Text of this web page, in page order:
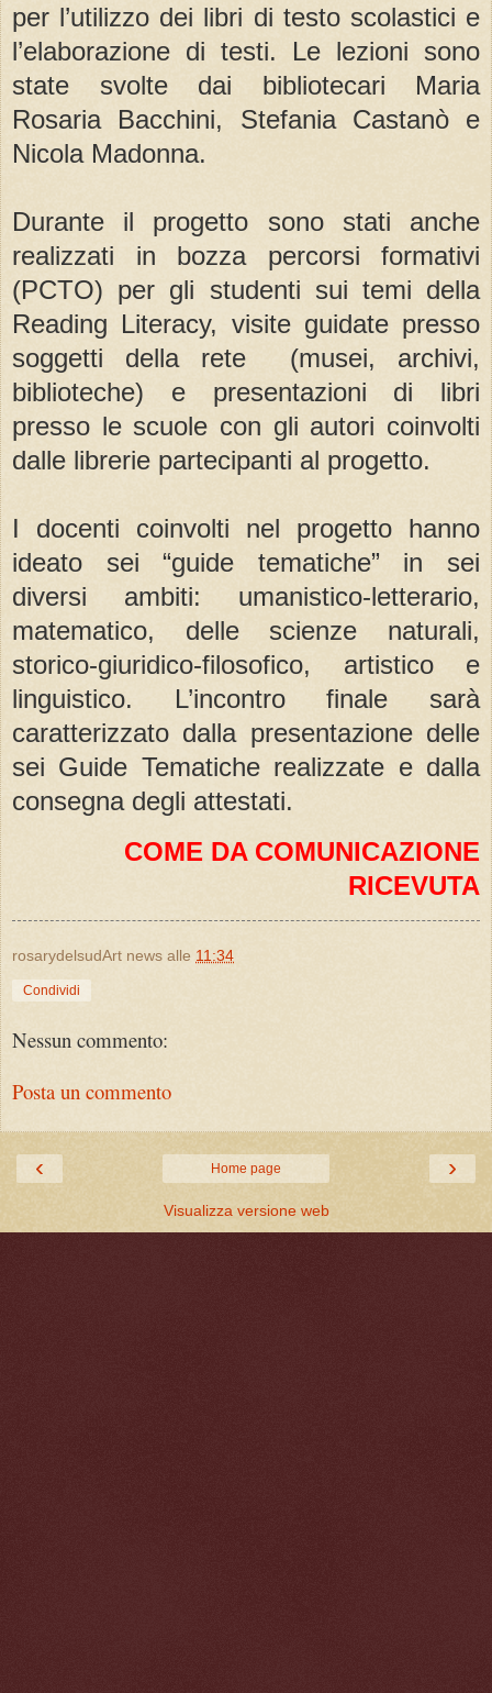
per l’utilizzo dei libri di testo scolastici e
l’elaborazione di testi. Le lezioni sono
state svolte dai bibliotecari Maria
Rosaria Bacchini, Stefania Castanò e
Nicola Madonna.
Durante il progetto sono stati anche
realizzati in bozza percorsi formativi
(PCTO) per gli studenti sui temi della
Reading Literacy, visite guidate presso
soggetti della rete (musei, archivi,
biblioteche) e presentazioni di libri
presso le scuole con gli autori coinvolti
dalle librerie partecipanti al progetto.
I docenti coinvolti nel progetto hanno
ideato sei “guide tematiche” in sei
diversi ambiti: umanistico-letterario,
matematico, delle scienze naturali,
storico-giuridico-filosofico, artistico e
linguistico. L’incontro finale sarà
caratterizzato dalla presentazione delle
sei Guide Tematiche realizzate e dalla
consegna degli attestati.
COME DA COMUNICAZIONE
RICEVUTA
rosarydelsudArt news alle 11:34
Condividi
Nessun commento:
Posta un commento
‹ ›
Home page
Visualizza versione web